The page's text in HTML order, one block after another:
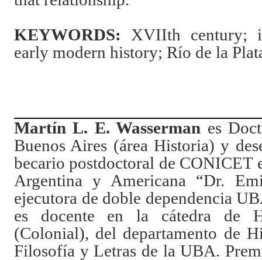
KEYWORDS:
XVIIth century;
early modern history; Río de la
Martín L. E. Wasserman es
Buenos Aires (área Historia) y
becario postdoctoral de CONICET
Argentina y Americana “Dr.
ejecutora de doble dependencia
es docente en la cátedra de
(Colonial), del departamento de
Filosofía y Letras de la UBA.